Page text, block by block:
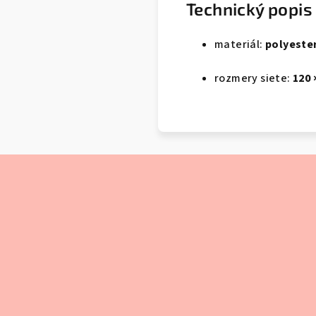
Technický popis
materiál:
rozmery siete: 120